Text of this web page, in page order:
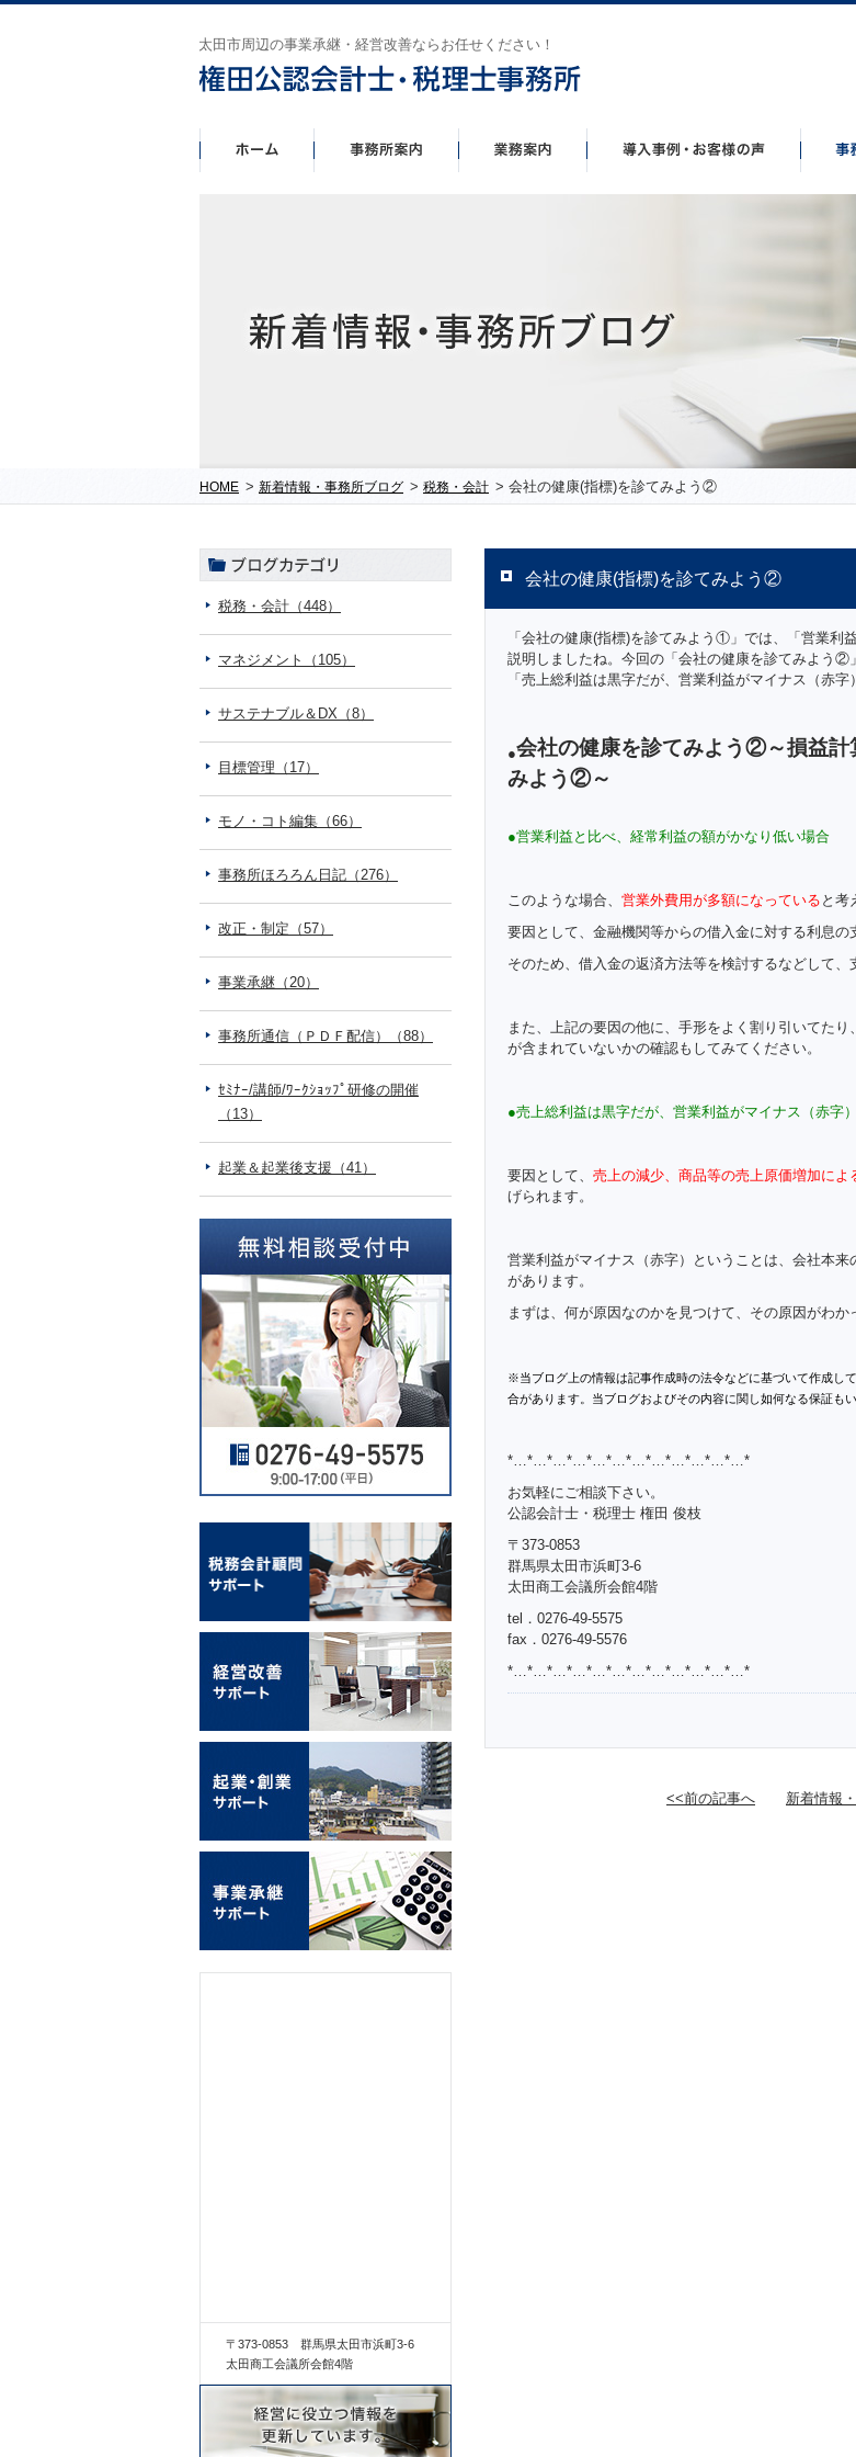
太田市周辺の事業承継・経営改善ならお任せください！
HOME > 新着情報・事務所ブログ > 税務・会計 > 会社の健康(指標)を診てみよう②
会社の健康(指標)を診てみよう②
「会社の健康(指標)を診てみよう①」では、「営業利
説明しましたね。今回の「会社の健康を診てみよう②
「売上総利益は黒字だが、営業利益がマイナス（赤字
●会社の健康を診てみよう②～損益計
みよう②～
●営業利益と比べ、経常利益の額がかなり低い場合
このような場合、 営業外費用が多額になっている と考
要因として、金融機関等からの借入金に対する利息の
そのため、借入金の返済方法等を検討するなどして、
また、上記の要因の他に、手形をよく割り引いてた
が含まれていないかの確認もしてみてください。
●売上総利益は黒字だが、営業利益がマイナス（赤字
要因として、 売上の減少、商品等の売上原価増加に
げられます。
営業利益がマイナス（赤字）ということは、会社本
があります。
まずは、何が原因なのかを見つけて、その原因がわ
※当ブログ上の情報は記事作成時の法令などに基づいて作成し
合があります。当ブログおよびその内容に関し如何なる保証も
*…*…*…*…*…*…*…*…*…*…*…*…*
お気軽にご相談下さい。
公認会計士・税理士 権田 俊枝
〒373-0853
群馬県太田市浜町3-6
太田商工会議所会館4階
tel．0276-49-5575
fax．0276-49-5576
*…*…*…*…*…*…*…*…*…*…*…*…*
<<前の記事へ 新着情報
税務・会計（448）
マネジメント（105）
サステナブル＆DX（8）
目標管理（17）
モノ・コト編集（66）
事務所ほろろん日記（276）
改正・制定（57）
事業承継（20）
事務所通信（ＰＤＦ配信）（88）
ｾﾐﾅｰ/講師/ﾜｰｸｼｮｯﾌﾟ研修の開催
（13）
起業＆起業後支援（41）
〒373-0853 群馬県太田市浜町3-6
太田商工会議所会館4階